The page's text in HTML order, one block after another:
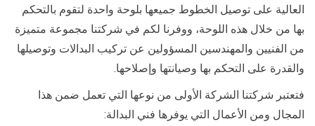
العالية على توصيل الخطوط جميعها بلوحة واحدة لتقوم بالتحكم
بها من خلال هذه اللوحة، ووفرنا لكم في شركتنا مجموعة متميزة
من الفنيين والمهندسين المسؤولين عن تركيب البدالات وتوصيلها
والقدرة على التحكم بها وصيانتها وإصلاحها.
فتعتبر شركتنا الشركة الأولى من نوعها التي تعمل ضمن هذا
المجال ومن الأعمال التي يوفرها فني البدالة: